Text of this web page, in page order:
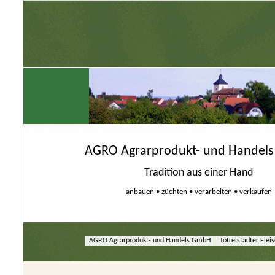
AGRO Agrarprodukt- und
Tradition aus einer Hand
anbauen • züchten • verarbeiten • verkaufen
AGRO Agrarprodukt- und Handels GmbH Töttelstädter
AGRO Agrarprodukt- und Handels GmbH Töttelstädter